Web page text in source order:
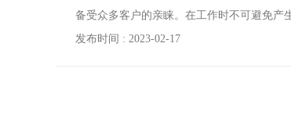
备受众多客户的亲睐。在工作时不可避免产
发布时间 : 2023-02-17